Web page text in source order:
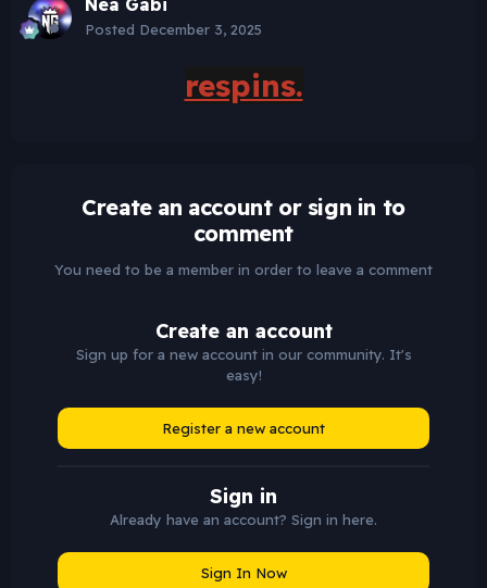
Nea Gabi
Posted December 3, 2025
respins.
Create an account or sign in to
comment
You need to be a member in order to leave a comment
Create an account
Sign up for a new account in our community. It's
easy!
Register a new account
Sign in
Already have an account? Sign in here.
Sign In Now